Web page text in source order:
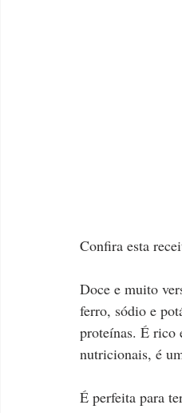
Confira esta
Doce e muito
ferro, sódio e
proteínas. É rico
nutricionais, é
É perfeita para